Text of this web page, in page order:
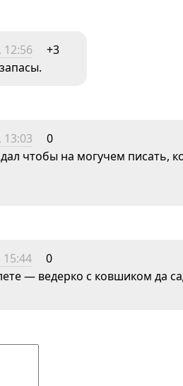
12:56
+3
13:03
0
чтобы на могучем писать,
15:44
0
— ведерко с ковшиком да